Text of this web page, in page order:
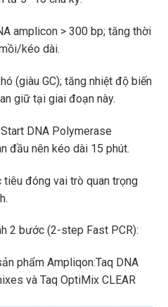
amplicon > 300 bp; tăng thời
kéo dài.
(giàu GC); tăng nhiệt độ biến
giữ tại giai đoạn này.
DNA Polymerase
đầu nên kéo dài 15 phút.
đóng vai trò quan trọng
2 bước (2-step Fast PCR):
phẩm Ampliqon:Taq DNA
và Taq OptiMix CLEAR